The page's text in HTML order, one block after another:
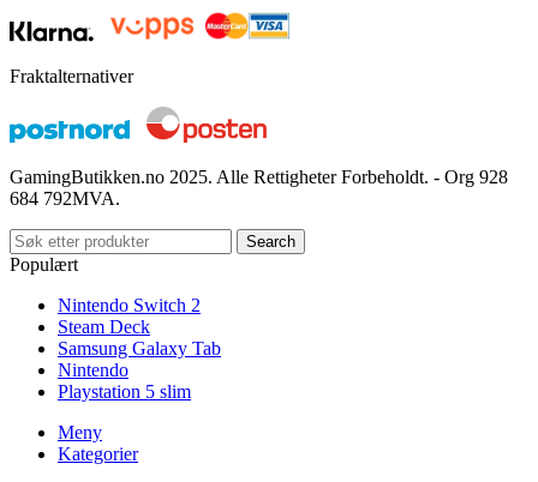
Fraktalternativer
GamingButikken.no 2025. Alle Rettigheter Forbeholdt. - Org 928
684 792MVA.
Search
Populært
Nintendo Switch 2
Steam Deck
Samsung Galaxy Tab
Nintendo
Playstation 5 slim
Meny
Kategorier